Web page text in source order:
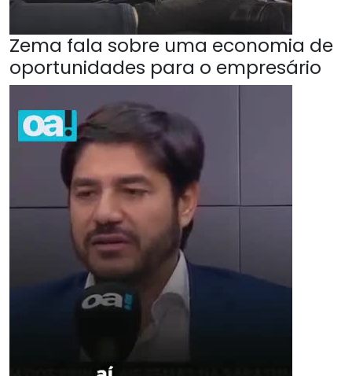
Zema fala sobre uma economia de
oportunidades para o empresário